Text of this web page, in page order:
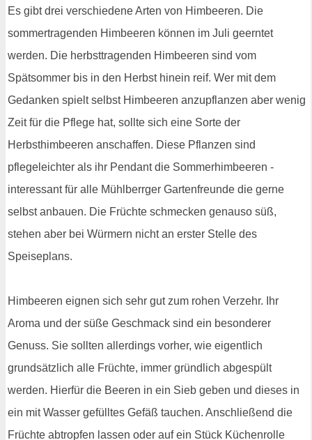
Es gibt drei verschiedene Arten von Himbeeren. Die
sommertragenden Himbeeren können im Juli geerntet
werden. Die herbsttragenden Himbeeren sind vom
Spätsommer bis in den Herbst hinein reif. Wer mit dem
Gedanken spielt selbst Himbeeren anzupflanzen aber wenig
Zeit für die Pflege hat, sollte sich eine Sorte der
Herbsthimbeeren anschaffen. Diese Pflanzen sind
pflegeleichter als ihr Pendant die Sommerhimbeeren -
interessant für alle Mühlberrger Gartenfreunde die gerne
selbst anbauen. Die Früchte schmecken genauso süß,
stehen aber bei Würmern nicht an erster Stelle des
Speiseplans.
Himbeeren eignen sich sehr gut zum rohen Verzehr. Ihr
Aroma und der süße Geschmack sind ein besonderer
Genuss. Sie sollten allerdings vorher, wie eigentlich
grundsätzlich alle Früchte, immer gründlich abgespült
werden. Hierfür die Beeren in ein Sieb geben und dieses in
ein mit Wasser gefülltes Gefäß tauchen. Anschließend die
Früchte abtropfen lassen oder auf ein Stück Küchenrolle